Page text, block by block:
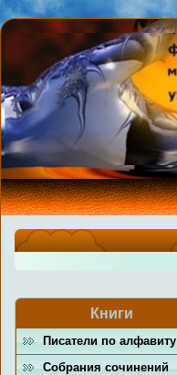
Книги
Писатели по алфавиту
Собрания сочинений